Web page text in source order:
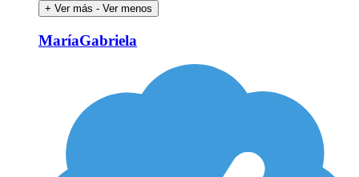
+ Ver más - Ver menos
MaríaGabriela